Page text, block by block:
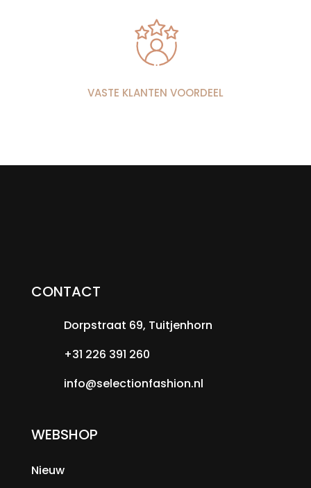
VASTE KLANTEN VOORDEEL
CONTACT
Dorpstraat 69, Tuitjenhorn
+31 226 391 260
info@selectionfashion.nl
WEBSHOP
Nieuw